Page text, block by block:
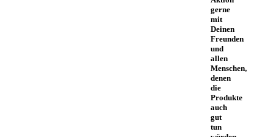
gerne
mit
Deinen
Freunden
und
allen
Menschen,
denen
die
Produkte
auch
gut
tun